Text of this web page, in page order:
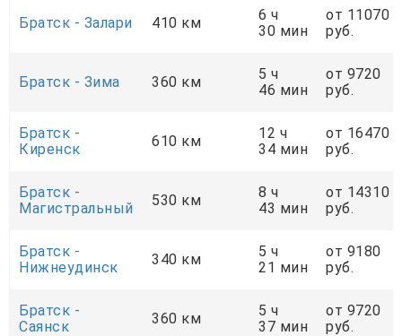
Братск - Залари 410 км
6 ч
30 мин
от 11070
руб.
Братск - Зима 360 км
5 ч
46 мин
от 9720
руб.
Братск -
Киренск
610 км
12 ч
34 мин
от 16470
руб.
Братск -
Магистральный
530 км
8 ч
43 мин
от 14310
руб.
Братск -
Нижнеудинск
340 км
5 ч
21 мин
от 9180
руб.
Братск -
Саянск
360 км
5 ч
37 мин
от 9720
руб.